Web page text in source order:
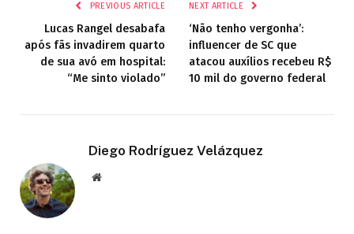
PREVIOUS ARTICLE
Lucas Rangel desabafa
após fãs invadirem quarto
de sua avó em hospital:
“Me sinto violado”
NEXT ARTICLE
‘Não tenho vergonha’:
influencer de SC que
atacou auxílios recebeu R$
10 mil do governo federal
Diego Rodríguez Velázquez
Website